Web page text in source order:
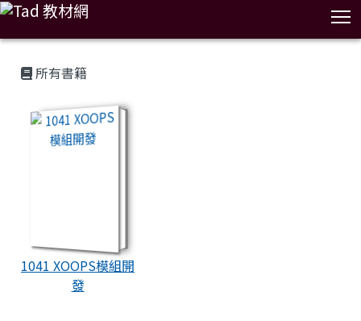
所有書籍
book:1041 XOOPS模組開發
1041 XOOPS模組開
發